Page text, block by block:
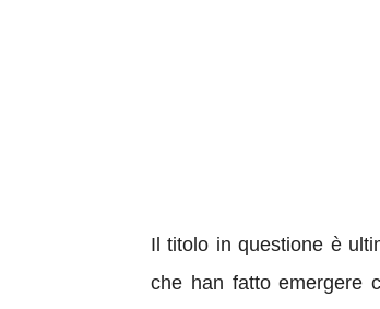
Il titolo in questione è
che han fatto emergere